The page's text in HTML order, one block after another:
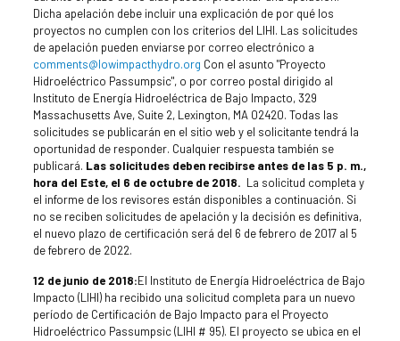
Dicha apelación debe incluir una explicación de por qué los
proyectos no cumplen con los criterios del LIHI. Las solicitudes
de apelación pueden enviarse por correo electrónico a
comments@lowimpacthydro.org Con el asunto "Proyecto
Hidroeléctrico Passumpsic", o por correo postal dirigido al
Instituto de Energía Hidroeléctrica de Bajo Impacto, 329
Massachusetts Ave, Suite 2, Lexington, MA 02420. Todas las
solicitudes se publicarán en el sitio web y el solicitante tendrá la
oportunidad de responder. Cualquier respuesta también se
publicará. Las solicitudes deben recibirse antes de las 5 p. m.,
hora del Este, el 6 de octubre de 2018. La solicitud completa y
el informe de los revisores están disponibles a continuación. Si
no se reciben solicitudes de apelación y la decisión es definitiva,
el nuevo plazo de certificación será del 6 de febrero de 2017 al 5
de febrero de 2022.
12 de junio de 2018:El Instituto de Energía Hidroeléctrica de Bajo
Impacto (LIHI) ha recibido una solicitud completa para un nuevo
período de Certificación de Bajo Impacto para el Proyecto
Hidroeléctrico Passumpsic (LIHI # 95). El proyecto se ubica en el